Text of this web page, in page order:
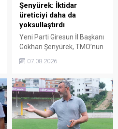
Şenyürek: İktidar
üreticiyi daha da
yoksullaştırdı
Yeni Parti Giresun İl Başkanı
Gökhan Şenyürek, TMO’nun
açıkladığı 255 liralık fiyatı
nitelendirdi. Artışın yıllık
enflasyonun altında kaldığını
belirten Şenyürek, kararın
üreticiyi değil tekelleri
koruduğunu savundu.
07.08.2026